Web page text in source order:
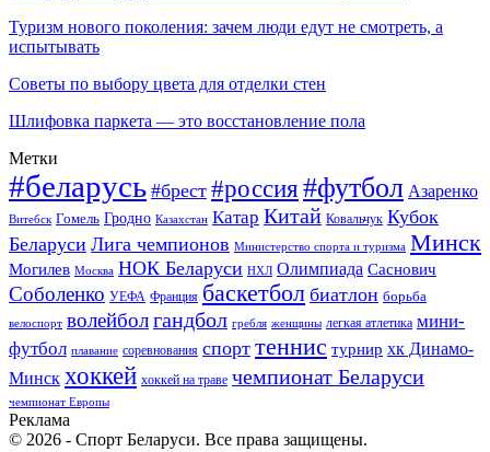
Туризм нового поколения: зачем люди едут не смотреть, а
испытывать
Советы по выбору цвета для отделки стен
Шлифовка паркета — это восстановление пола
Метки
#беларусь #брест #россия#футбол Азаренко
Витебск Гомель Гродно Казахстан Катар Китай Ковальчук Кубок
Беларуси Лига чемпионов Министерство спорта и туризма Минск
Могилев Москва НОК Беларуси НХЛ Олимпиада Саснович
Соболенко УЕФА Франция баскетбол биатлон борьба
велоспорт волейболгандбол гребля женщины легкая атлетика мини-
футбол плавание соревнования спорт теннис турнир хк Динамо-
Минск хоккей хоккей на траве чемпионат Беларуси
чемпионат Европы
Реклама
© 2026 - Спорт Беларуси. Все права защищены.